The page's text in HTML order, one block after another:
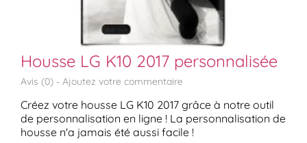
Housse LG K10 2017 personnalisée
Avis (0) - Ajoutez votre commentaire
Créez votre housse LG K10 2017 grâce à notre outil
de personnalisation en ligne ! La personnalisation de
housse n'a jamais été aussi facile !